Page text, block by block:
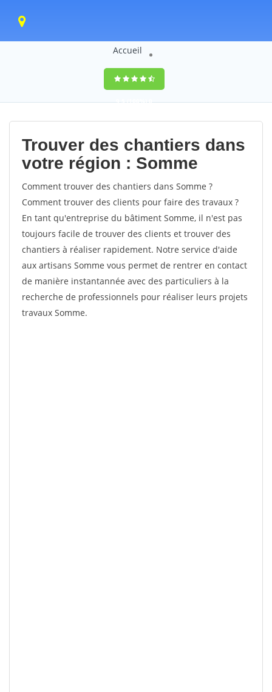
Accueil
9,5(100%)0
votes
Trouver des chantiers dans
votre région : Somme
Comment trouver des chantiers dans Somme ?
Comment trouver des clients pour faire des travaux ?
En tant qu'entreprise du bâtiment Somme, il n'est pas
toujours facile de trouver des clients et trouver des
chantiers à réaliser rapidement. Notre service d'aide
aux artisans Somme vous permet de rentrer en contact
de manière instantannée avec des particuliers à la
recherche de professionnels pour réaliser leurs projets
travaux Somme.